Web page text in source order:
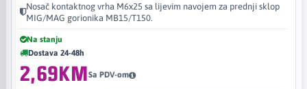
Nosač kontaktnog vrha M6x25 sa lijevim navojem za prednji sklop
MIG/MAG gorionika MB15/T150.
Na stanju
Dostava 24-48h
2,69KMSa PDV-om